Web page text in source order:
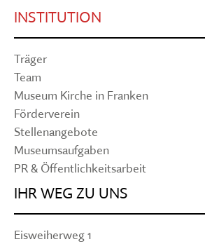
INSTITUTION
Träger
Team
Museum Kirche in Franken
Förderverein
Stellenangebote
Museumsaufgaben
PR & Öffentlichkeitsarbeit
IHR WEG ZU UNS
Eisweiherweg 1